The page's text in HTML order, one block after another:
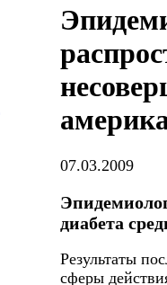
07.03.2009
диабета
Результаты
сферы